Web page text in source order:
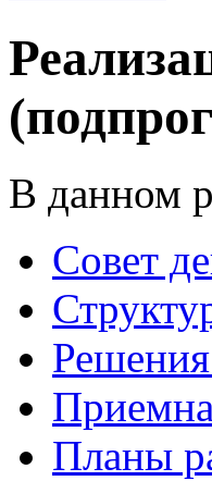
В данном
Совет
Планы